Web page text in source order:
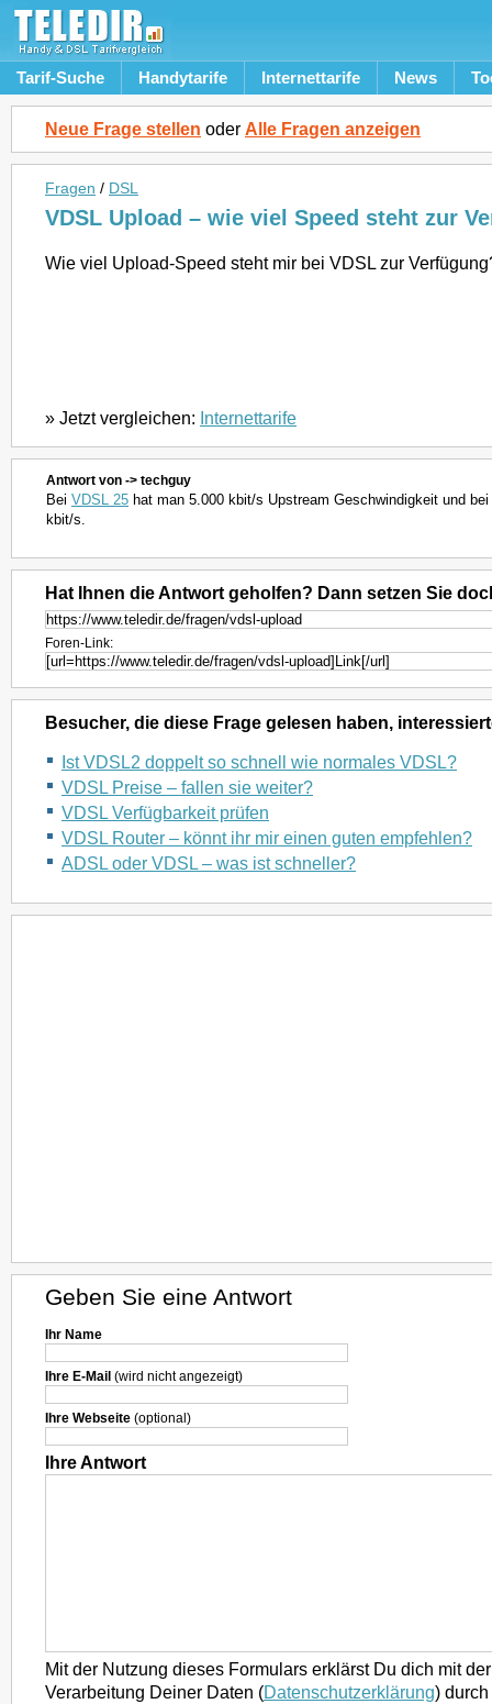
Tarif-Suche Handytarife Internettarife News
Neue Frage stellen oder Alle Fragen anzeigen
Fragen / DSL
VDSL Upload – wie viel Speed steht zur
Wie viel Upload-Speed steht mir bei VDSL zur
» Jetzt vergleichen: Internettarife
Antwort von -> techguy
Bei VDSL 25 hat man 5.000 kbit/s Upstream Geschwindigkeit und bei
kbit/s.
Hat Ihnen die Antwort geholfen? Dann setzen Sie
Foren-Link:
Besucher, die diese Frage gelesen haben,
Ist VDSL2 doppelt so schnell wie normales VDSL?
VDSL Preise – fallen sie weiter?
VDSL Verfügbarkeit prüfen
VDSL Router – könnt ihr mir einen guten empfehlen?
ADSL oder VDSL – was ist schneller?
Geben Sie eine Antwort
Ihr Name
Ihre E-Mail (wird nicht angezeigt)
Ihre Webseite (optional)
Ihre Antwort
Mit der Nutzung dieses Formulars erklärst Du dich mit
Verarbeitung Deiner Daten (Datenschutzerklärung)